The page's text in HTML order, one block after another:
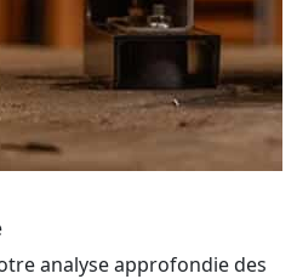
analyse approfondie des